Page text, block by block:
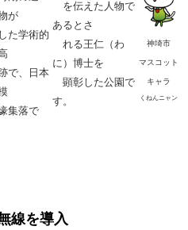
神埼市
マスコット
キャラ
くねんニャン
が
た学術的
で、日本
集落で
を伝えた人物で
あるとさ
れる王仁（わ
に）博士を
顕彰した公園で
す。
線を導入